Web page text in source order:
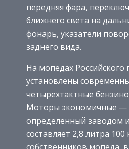
передняя фара,
ближнего света на
фонарь, указатели
заднего вида.
На мопедах Российского
установлены
четырехтактные
Моторы экономичные —
определенный заводом
составляет 2,8 литра